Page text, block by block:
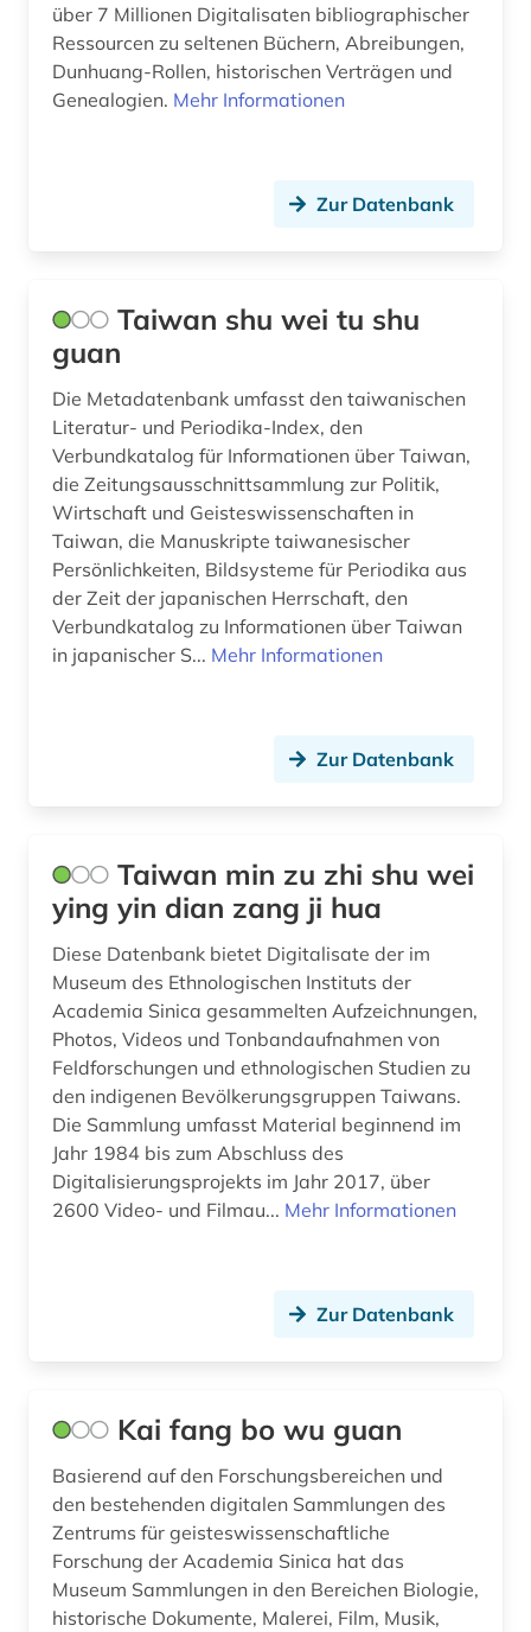
über 7 Millionen Digitalisaten bibliographischer
Ressourcen zu seltenen Büchern, Abreibungen,
Dunhuang-Rollen, historischen Verträgen und
Genealogien. Mehr Informationen
Zur Datenbank
Taiwan shu wei tu shu
guan
Die Metadatenbank umfasst den taiwanischen
Literatur- und Periodika-Index, den
Verbundkatalog für Informationen über Taiwan,
die Zeitungsausschnittsammlung zur Politik,
Wirtschaft und Geisteswissenschaften in
Taiwan, die Manuskripte taiwanesischer
Persönlichkeiten, Bildsysteme für Periodika aus
der Zeit der japanischen Herrschaft, den
Verbundkatalog zu Informationen über Taiwan
in japanischer S... Mehr Informationen
Zur Datenbank
Taiwan min zu zhi shu wei
ying yin dian zang ji hua
Diese Datenbank bietet Digitalisate der im
Museum des Ethnologischen Instituts der
Academia Sinica gesammelten Aufzeichnungen,
Photos, Videos und Tonbandaufnahmen von
Feldforschungen und ethnologischen Studien zu
den indigenen Bevölkerungsgruppen Taiwans.
Die Sammlung umfasst Material beginnend im
Jahr 1984 bis zum Abschluss des
Digitalisierungsprojekts im Jahr 2017, über
2600 Video- und Filmau... Mehr Informationen
Zur Datenbank
Kai fang bo wu guan
Basierend auf den Forschungsbereichen und
den bestehenden digitalen Sammlungen des
Zentrums für geisteswissenschaftliche
Forschung der Academia Sinica hat das
Museum Sammlungen in den Bereichen Biologie,
historische Dokumente, Malerei, Film, Musik,